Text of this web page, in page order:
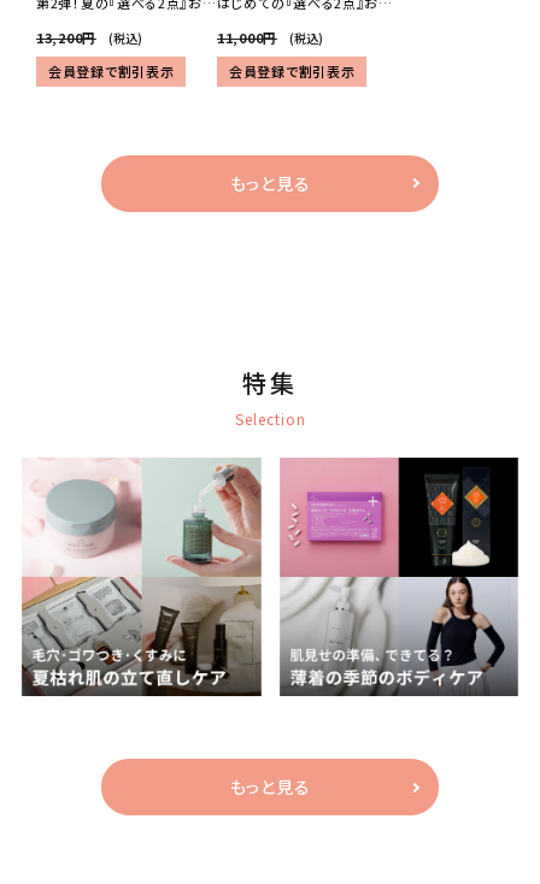
13,200円 (税込)
会員登録で割引表示
11,000円 (税込)
会員登録で割引表示
もっと見る
特集
Selection
もっと見る